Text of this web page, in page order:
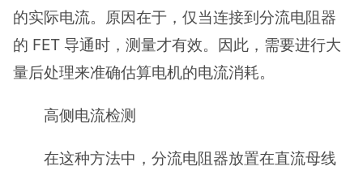
的实际电流。原因在于，仅当连接到分流电阻器
的 FET 导通时，测量才有效。因此，需要进行大
量后处理来准确估算电机的电流消耗。
高侧电流检测
在这种方法中，分流电阻器放置在直流母线